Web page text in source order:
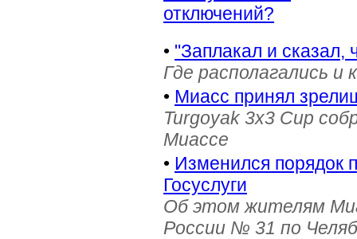
отключений?
• "Заплакал и сказал,
Где располагались и
• Миасс принял
Turgoyak 3x3 Cup
Миассе
• Изменился порядок
Госуслуги
Об этом жителям
России № 31 по